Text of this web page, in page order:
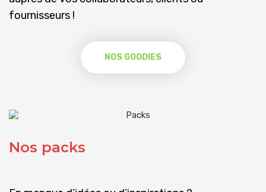
fournisseurs !
NOS GOODIES
Nos packs